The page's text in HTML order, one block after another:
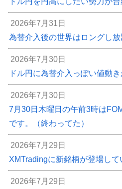
2026年7月31日
為替介入後の世界はロングし放
2026年7月30日
ドル円に為替介入っぽい値動
2026年7月30日
7月30日木曜日の午前3時は
です。（終わってた）
2026年7月29日
XMTradingに新銘柄が登場して
2026年7月29日